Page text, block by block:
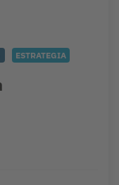
ESTRATEGIA